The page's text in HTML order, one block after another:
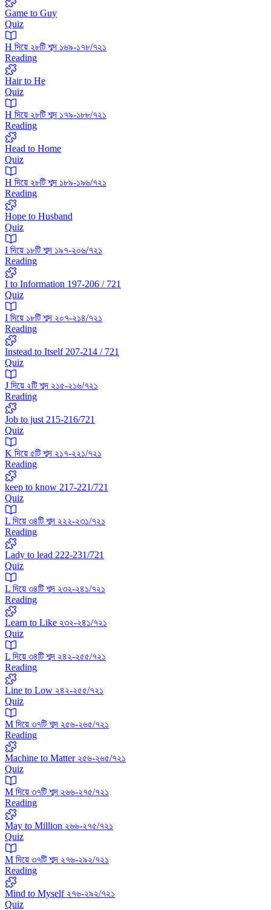
Game to Guy
Quiz
H দিয়ে ২৮টি শব্দ ১৬৯-১৭৮/৭২১
Reading
Hair to He
Quiz
H দিয়ে ২৮টি শব্দ ১৭৯-১৮৮/৭২১
Reading
Head to Home
Quiz
H দিয়ে ২৮টি শব্দ ১৮৯-১৯৬/৭২১
Reading
Hope to Husband
Quiz
I দিয়ে ১৮টি শব্দ ১৯৭-২০৬/৭২১
Reading
I to Information 197-206 / 721
Quiz
I দিয়ে ১৮টি শব্দ ২০৭-২১৪/৭২১
Reading
Instead to Itself 207-214 / 721
Quiz
J দিয়ে ২টি শব্দ ২১৫-২১৬/৭২১
Reading
Job to just 215-216/721
Quiz
K দিয়ে ৫টি শব্দ ২১৭-২২১/৭২১
Reading
keep to know 217-221/721
Quiz
L দিয়ে ৩৪টি শব্দ ২২২-২৩১/৭২১
Reading
Lady to lead 222-231/721
Quiz
L দিয়ে ৩৪টি শব্দ ২৩২-২৪১/৭২১
Reading
Learn to Like ২৩২-২৪১/৭২১
Quiz
L দিয়ে ৩৪টি শব্দ ২৪২-২৫৫/৭২১
Reading
Line to Low ২৪২-২৫৫/৭২১
Quiz
M দিয়ে ৩৭টি শব্দ ২৫৬-২৬৫/৭২১
Reading
Machine to Matter ২৫৬-২৬৫/৭২১
Quiz
M দিয়ে ৩৭টি শব্দ ২৬৬-২৭৫/৭২১
Reading
May to Million ২৬৬-২৭৫/৭২১
Quiz
M দিয়ে ৩৭টি শব্দ ২৭৬-২৯২/৭২১
Reading
Mind to Myself ২৭৬-২৯২/৭২১
Quiz